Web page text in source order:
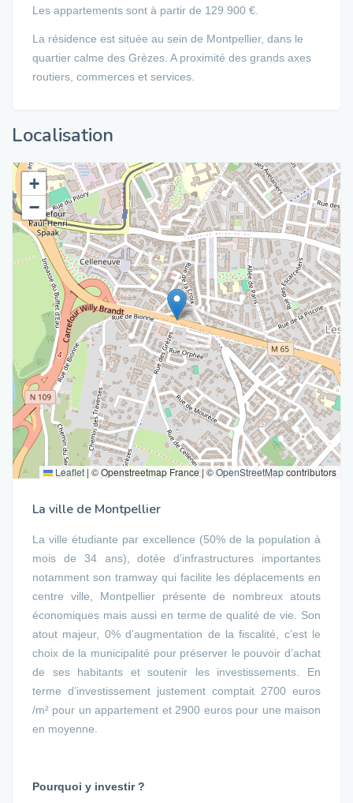
Les appartements sont à partir de 129 900 €.
La résidence est située au sein de Montpellier, dans le
quartier calme des Grèzes. A proximité des grands axes
routiers, commerces et services.
Localisation
+
−
Leaflet | © Openstreetmap France | ©OpenStreetMapcontributors
La ville de Montpellier
La ville étudiante par excellence (50% de la population à
mois de 34 ans), dotée d’infrastructures importantes
notamment son tramway qui facilite les déplacements en
centre ville, Montpellier présente de nombreux atouts
économiques mais aussi en terme de qualité de vie. Son
atout majeur, 0% d’augmentation de la fiscalité, c’est le
choix de la municipalité pour préserver le pouvoir d’achat
de ses habitants et soutenir les investissements. En
terme d’investissement justement comptait 2700 euros
/m² pour un appartement et 2900 euros pour une maison
en moyenne.
Pourquoi y investir ?